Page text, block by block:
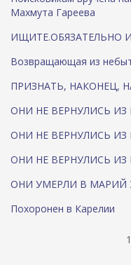
Махмута Гареева
ИЩИТЕ.ОБЯЗАТЕЛЬНО
Возвращающая из
ПРИЗНАТЬ, НАКОНЕЦ,
ОНИ НЕ ВЕРНУЛИСЬ ИЗ
ОНИ НЕ ВЕРНУЛИСЬ
ОНИ НЕ ВЕРНУЛИСЬ ИЗ
ОНИ УМЕРЛИ В МАРИЙ
Похоронен в Карелии